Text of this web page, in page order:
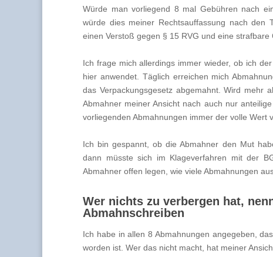
Würde man vorliegend 8 mal Gebühren nach
würde dies meiner Rechtsauffassung nach den
einen Verstoß gegen § 15 RVG und eine
Ich frage mich allerdings immer wieder, ob ich
hier anwendet. Täglich erreichen mich
das Verpackungsgesetz abgemahnt. Wird mehr
Abmahner meiner Ansicht nach auch nur
vorliegenden Abmahnungen immer der volle Wert
Ich bin gespannt, ob die Abmahner den Mut
dann müsste sich im Klageverfahren mit der
Abmahner offen legen, wie viele Abmahnungen
Wer nichts zu verbergen hat,
Abmahnschreiben
Ich habe in allen 8 Abmahnungen angegeben,
worden ist. Wer das nicht macht, hat meiner